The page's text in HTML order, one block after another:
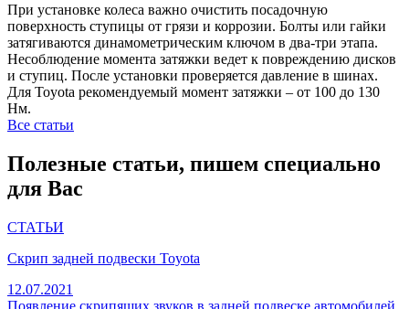
При установке колеса важно очистить посадочную
поверхность ступицы от грязи и коррозии. Болты или гайки
затягиваются динамометрическим ключом в два-три этапа.
Несоблюдение момента затяжки ведет к повреждению дисков
и ступиц. После установки проверяется давление в шинах.
Для Toyota рекомендуемый момент затяжки – от 100 до 130
Нм.
Все статьи
Полезные статьи, пишем специально
для Вас
СТАТЬИ
Скрип задней подвески Toyota
12.07.2021
Появление скрипящих звуков в задней подвеске автомобилей